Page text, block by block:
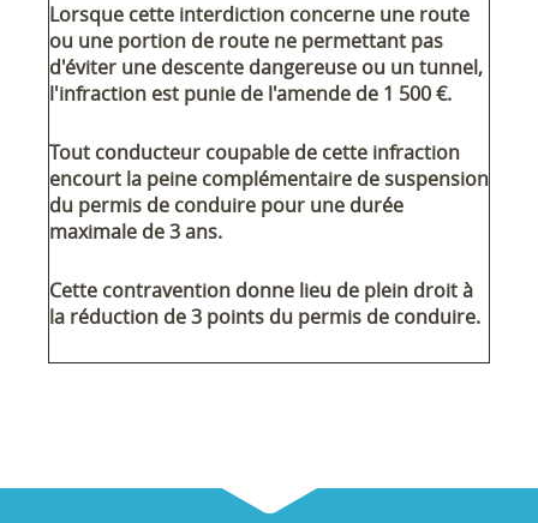
Lorsque cette interdiction concerne une route
ou une portion de route ne permettant pas
d'éviter une descente dangereuse ou un tunnel,
l'infraction est punie de l'amende de 1 500 €.
Tout conducteur coupable de cette infraction
encourt la peine complémentaire de suspension
du permis de conduire pour une durée
maximale de 3 ans.
Cette contravention donne lieu de plein droit à
la réduction de 3 points du permis de conduire.